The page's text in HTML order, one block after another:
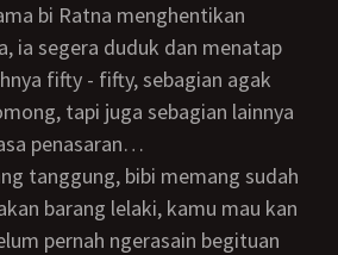
ia segera duduk dan menatap
fifty - fifty, sebagian agak
tapi juga sebagian lainnya
penasaran…
barang lelaki, kamu mau kan
pernah ngerasain begituan